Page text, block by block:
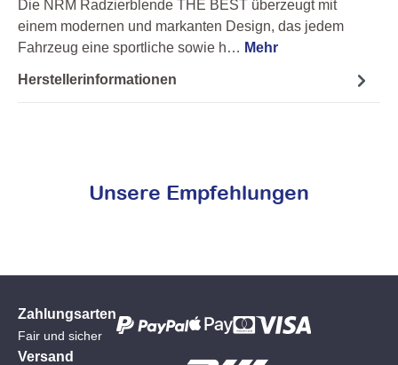
Die NRM Radzierblende THE BEST überzeugt mit
einem modernen und markanten Design, das jedem
Fahrzeug eine sportliche sowie h… Mehr
Herstellerinformationen
Unsere Empfehlungen
Zahlungsarten
Fair und sicher
Versand